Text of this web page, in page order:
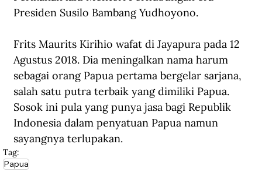
Presiden Susilo Bambang Yudhoyono.
Frits Maurits Kirihio wafat di Jayapura pada 12
Agustus 2018. Dia meningalkan nama harum
sebagai orang Papua pertama bergelar sarjana,
salah satu putra terbaik yang dimiliki Papua.
Sosok ini pula yang punya jasa bagi Republik
Indonesia dalam penyatuan Papua namun
sayangnya terlupakan.
Tag:
Papua